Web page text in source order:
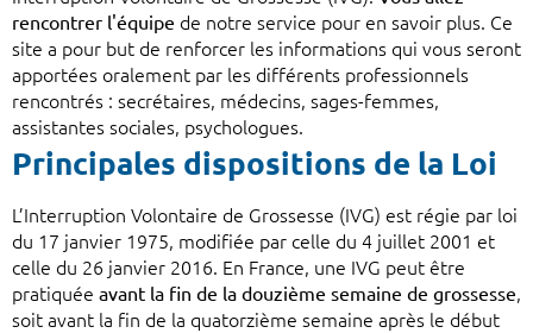
rencontrer l'équipe de notre service pour en savoir plus. Ce
site a pour but de renforcer les informations qui vous seront
apportées oralement par les différents professionnels
rencontrés : secrétaires, médecins, sages-femmes,
assistantes sociales, psychologues.
Principales dispositions de la Loi
L’Interruption Volontaire de Grossesse (IVG) est régie par loi
du 17 janvier 1975, modifiée par celle du 4 juillet 2001 et
celle du 26 janvier 2016. En France, une IVG peut être
pratiquée avant la fin de la douzième semaine de grossesse,
soit avant la fin de la quatorzième semaine après le début